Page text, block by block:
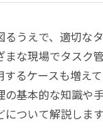
るうえで、適切な
まな現場でタスク
するケースも増え
の基本的な知識や
ついて解説します